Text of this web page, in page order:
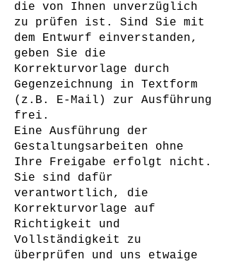
die von Ihnen unverzüglich
zu prüfen ist. Sind Sie mit
dem Entwurf einverstanden,
geben Sie die
Korrekturvorlage durch
Gegenzeichnung in Textform
(z.B. E-Mail) zur Ausführung
frei.
Eine Ausführung der
Gestaltungsarbeiten ohne
Ihre Freigabe erfolgt nicht.
Sie sind dafür
verantwortlich, die
Korrekturvorlage auf
Richtigkeit und
Vollständigkeit zu
überprüfen und uns etwaige